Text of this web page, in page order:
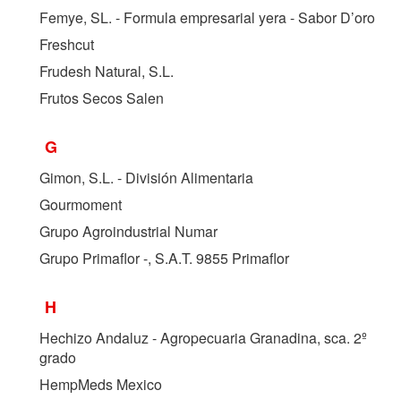
Femye, SL. - Formula empresarial yera - Sabor D’oro
Freshcut
Frudesh Natural, S.L.
Frutos Secos Salen
G
Gimon, S.L. - División Alimentaria
Gourmoment
Grupo Agroindustrial Numar
Grupo Primaflor -, S.A.T. 9855 Primaflor
H
Hechizo Andaluz - Agropecuaria Granadina, sca. 2º
grado
HempMeds Mexico